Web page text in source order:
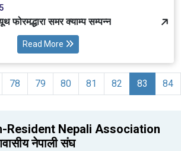
फोरमद्धारा समर क्याम्प सम्पन्न
Read More
78 79 80 81 82 83 84
Resident Nepali Association
नेपाली संघ